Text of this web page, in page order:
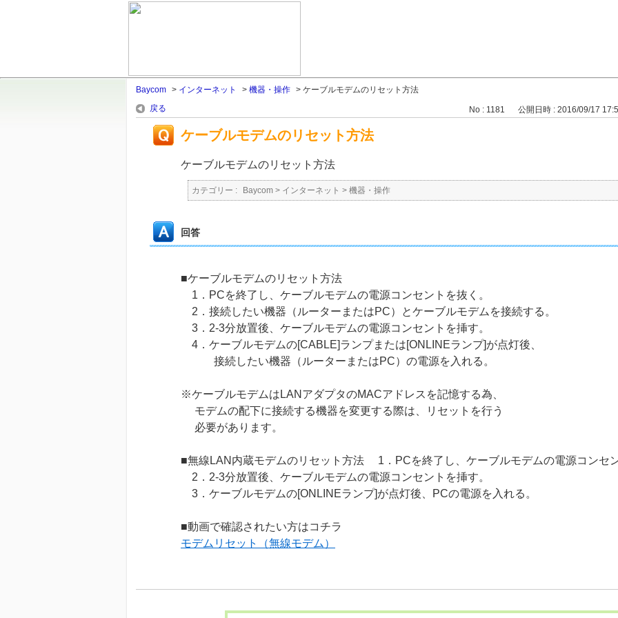
Baycom > インターネット > 機器・操作 > ケーブルモデムのリセット方法
戻る
No : 1181 公開日時 : 2016/09/17
ケーブルモデムのリセット方法
ケーブルモデムのリセット方法
カテゴリー : Baycom > インターネット > 機器・操作
回答
■ケーブルモデムのリセット方法
1．PCを終了し、ケーブルモデムの電源コンセントを抜く。
2．接続したい機器（ルーターまたはPC）とケーブルモデムを接続する。
3．2-3分放置後、ケーブルモデムの電源コンセントを挿す。
4．ケーブルモデムの[CABLE]ランプまたは[ONLINEランプ]が点灯後、
接続したい機器（ルーターまたはPC）の電源を入れる。
※ケーブルモデムはLANアダプタのMACアドレスを記憶する為、
モデムの配下に接続する機器を変更する際は、リセットを行う
必要があります。
■無線LAN内蔵モデムのリセット方法 1．PCを終了し、ケーブルモデムの電源コンセン
2．2-3分放置後、ケーブルモデムの電源コンセントを挿す。
3．ケーブルモデムの[ONLINEランプ]が点灯後、PCの電源を入れる。
■動画で確認されたい方はコチラ
モデムリセット（無線モデム）